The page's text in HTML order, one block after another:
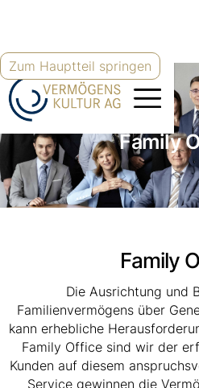
Zum Hauptteil springen
Family
Family
Die Ausrichtung und
Familienvermögens über
kann erhebliche
Family Office sind wir der
Kunden auf diesem
Service gewinnen die